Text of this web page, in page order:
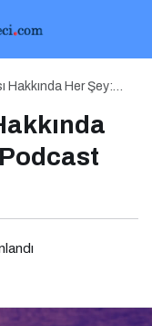
Hakkında Her Şey:
VIP Connect’te